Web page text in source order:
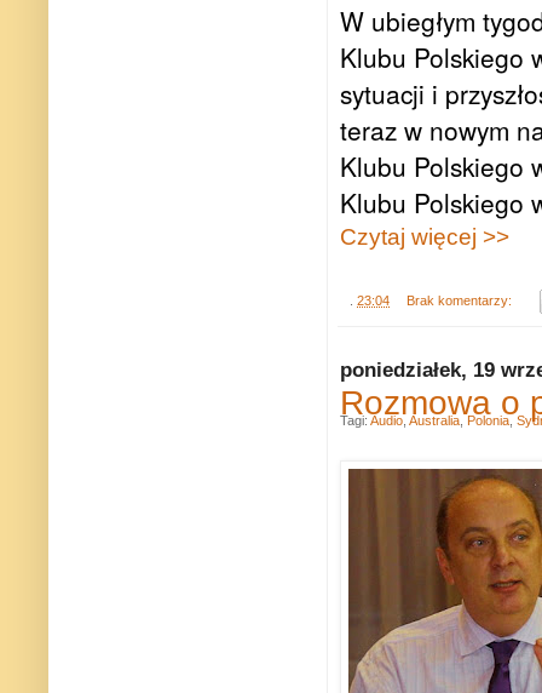
W ubiegłym
Klubu Polskiego
sytuacji i
teraz w nowym
Klubu Polskiego
Klubu Polskiego
Czytaj więcej >>
23:04 Brak komentarzy:
poniedziałek, 19
Rozmowa o
Tagi: Audio Australia Polonia